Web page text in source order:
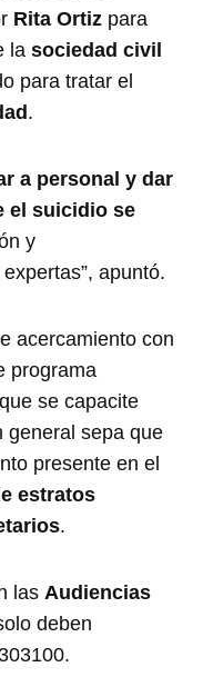
Rita Ortiz para
lasociedad civil
para tratar el
.
a personal y dar
el suicidio se
y
apuntó.
acercamiento con
programa
se capacite
general sepa que
presente en el
estratos
.
las Audiencias
deben